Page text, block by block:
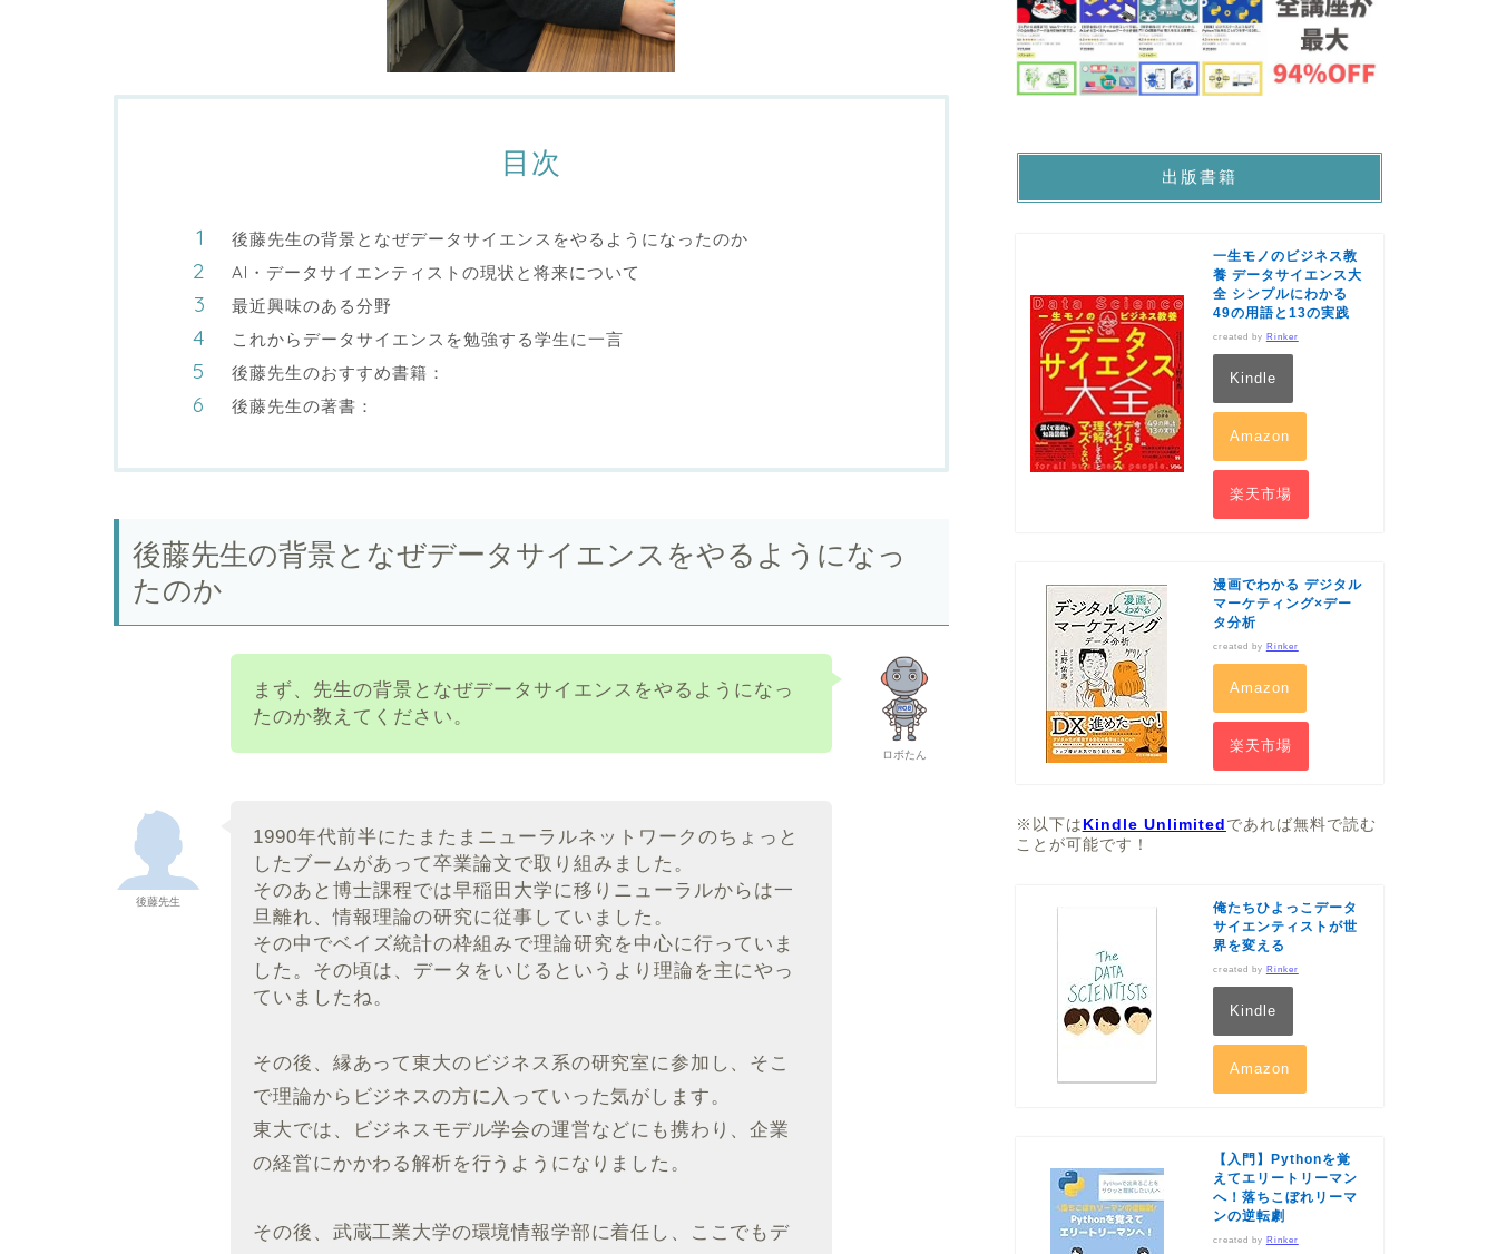
目次
後藤先生の背景となぜデータサイエンスをやるようになったのか
AI・データサイエンティストの現状と将来について
最近興味のある分野
これからデータサイエンスを勉強する学生に一言
後藤先生のおすすめ書籍：
後藤先生の著書：
後藤先生の背景となぜデータサイエンスをやるようになっ
たのか
ロボたん
まず、先生の背景となぜデータサイエンスをやるようになっ
たのか教えてください。
後藤先生
1990年代前半にたまたまニューラルネットワークのちょっと
したブームがあって卒業論文で取り組みました。
そのあと博士課程では早稲田大学に移りニューラルからは一
旦離れ、情報理論の研究に従事していました。
その中でベイズ統計の枠組みで理論研究を中心に行っていま
した。その頃は、データをいじるというより理論を主にやっ
ていましたね。
その後、縁あって東大のビジネス系の研究室に参加し、そこ
で理論からビジネスの方に入っていった気がします。
東大では、ビジネスモデル学会の運営などにも携わり、企業
の経営にかかわる解析を行うようになりました。
その後、武蔵工業大学の環境情報学部に着任し、ここでもデ
出版書籍
一生モノのビジネス教
養 データサイエンス大
全 シンプルにわかる
49の用語と13の実践
created by Rinker
Kindle
Amazon
楽天市場
漫画でわかる デジタル
マーケティング×デー
タ分析
created by Rinker
Amazon
楽天市場
※以下は Kindle Unlimited であれば無料で読む
ことが可能です！
俺たちひよっこデータ
サイエンティストが世
界を変える
created by Rinker
Kindle
Amazon
【入門】Pythonを覚
えてエリートリーマン
へ！落ちこぼれリーマ
ンの逆転劇
created by Rinker